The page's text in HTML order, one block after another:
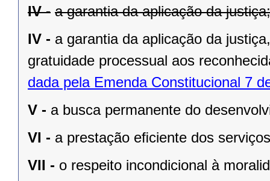
IV - a garantia da aplicação da justiça;
IV - a garantia da aplicação da
gratuidade processual aos
dada pela Emenda Constitucional 7
V - a busca permanente do
VI - a prestação eﬁciente dos
VII - o respeito incondicional à